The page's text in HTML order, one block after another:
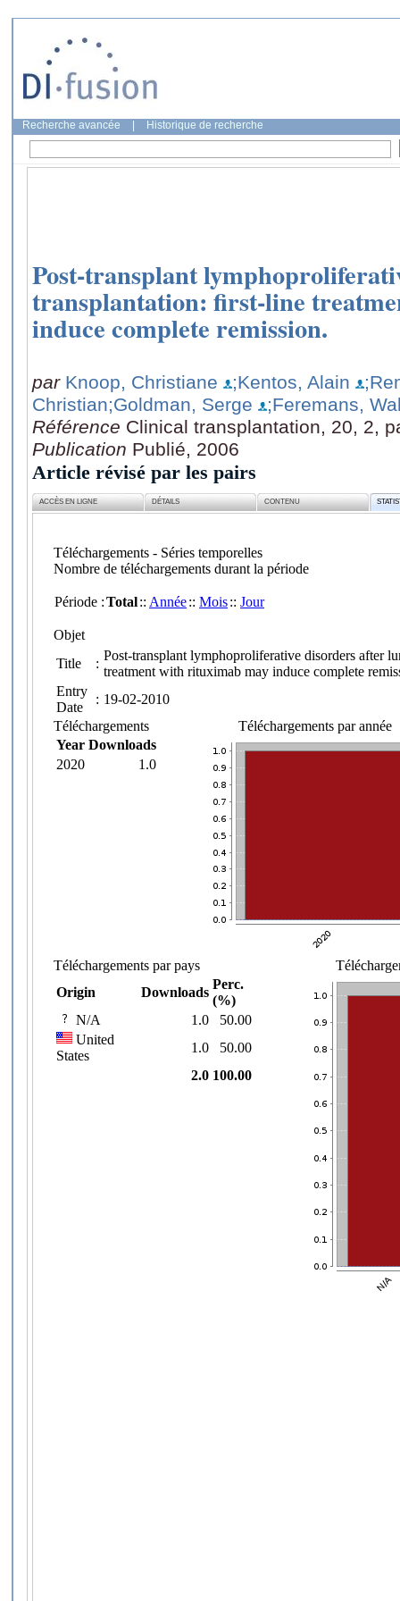
Recherche avancée Historique de recherche
Post-transplant
transplantation: first-line
induce complete remission.
par Knoop, Christiane ;Kentos, Alain
Christian;Goldman, Serge
;Feremans,
Référence Clinical transplantation, 20, 2,
Publication Publié, 2006
Article révisé par les pairs
ACCÈS EN LIGNE DÉTAILS CONTENU